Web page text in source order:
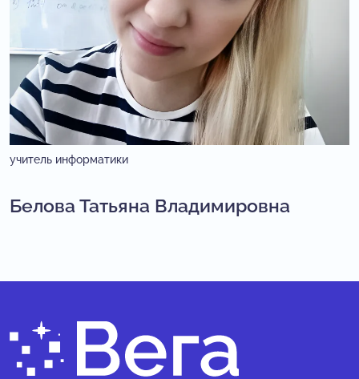
учитель информатики
Белова Татьяна Владимировна